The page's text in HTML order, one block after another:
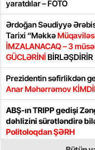
yaratdılar – FOTO
Ərdoğan Səudiyyə
Tarixi “Məkkə
İMZALANACAQ – 3
GÜCLƏRİNİ BİRLƏŞDİRİR
Prezidentin səfirlikdən
Anar Məhərrəmov
ABŞ-ın TRIPP gedişi
dəhlizini sürətləndirə
Politoloqdan ŞƏRH